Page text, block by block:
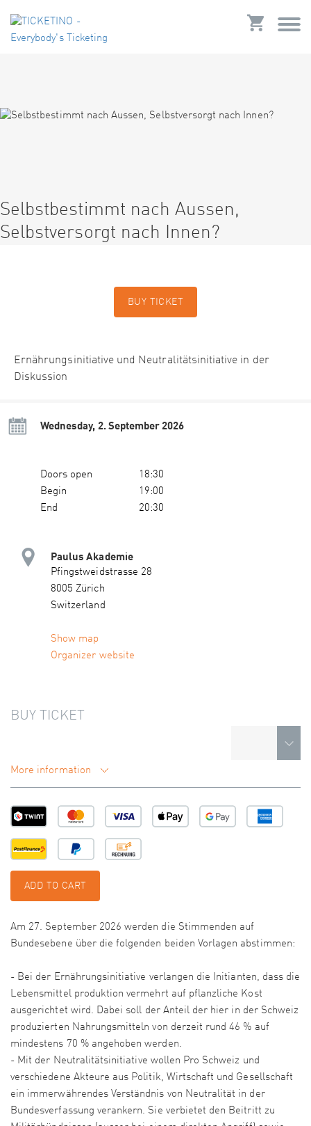
Selbstbestimmt nach Aussen,
Selbstversorgt nach Innen?
BUY TICKET
Ernährungsinitiative und Neutralitätsinitiative in der
Diskussion
Wednesday, 2. September 2026
Doors open
18:30
Begin
19:00
End
20:30
Paulus Akademie
Pfingstweidstrasse 28
8005 Zürich
Switzerland
Show map
Organizer website
BUY TICKET
More information
ADD TO CART
Am 27. September 2026 werden die Stimmenden auf
Bundesebene über die folgenden beiden Vorlagen abstimmen:
- Bei der Ernährungsinitiative verlangen die Initianten, dass die
Lebensmittel produktion vermehrt auf pflanzliche Kost
ausgerichtet wird. Dabei soll der Anteil der hier in der Schweiz
produzierten Nahrungsmitteln von derzeit rund 46 % auf
mindestens 70 % angehoben werden.
- Mit der Neutralitätsinitiative wollen Pro Schweiz und
verschiedene Akteure aus Politik, Wirtschaft und Gesellschaft
ein immerwährendes Verständnis von Neutralität in der
Bundesverfassung verankern. Sie verbietet den Beitritt zu